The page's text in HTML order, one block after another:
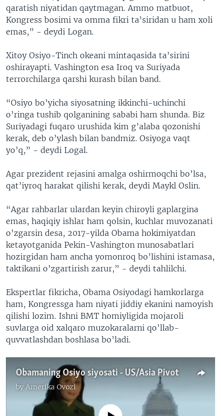
qaratish niyatidan qaytmagan. Ammo matbuot,
Kongress bosimi va omma fikri ta’siridan u ham xoli
emas,” - deydi Logan.
Xitoy Osiyo-Tinch okeani mintaqasida ta’sirini
oshirayapti. Vashington esa Iroq va Suriyada
terrorchilarga qarshi kurash bilan band.
“Osiyo bo’yicha siyosatning ikkinchi-uchinchi
o’ringa tushib qolganining sababi ham shunda. Biz
Suriyadagi fuqaro urushida kim g’alaba qozonishi
kerak, deb o’ylash bilan bandmiz. Osiyoga vaqt
yo’q,” - deydi Logal.
Agar prezident rejasini amalga oshirmoqchi bo’lsa,
qat’iyroq harakat qilishi kerak, deydi Maykl Oslin.
“Agar rahbarlar ulardan keyin chiroyli gaplargina
emas, haqiqiy ishlar ham qolsin, kuchlar muvozanati
o’zgarsin desa, 2017-yilda Obama hokimiyatdan
ketayotganida Pekin-Vashington munosabatlari
hozirgidan ham ancha yomonroq bo’lishini istamasa,
taktikani o’zgartirish zarur,” - deydi tahlilchi.
Ekspertlar fikricha, Obama Osiyodagi hamkorlarga
ham, Kongressga ham niyati jiddiy ekanini namoyish
qilishi lozim. Ishni BMT homiyligida mojaroli
suvlarga oid xalqaro muzokaralarni qo’llab-
quvvatlashdan boshlasa bo’ladi.
Obamaning Osiyo siyosati - US/Asia Pivot
by Amerika Ovozi
No media source currently available